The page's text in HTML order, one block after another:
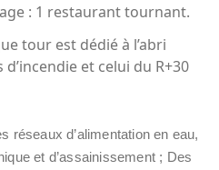
: 1 restaurant tournant.
tour est dédié à l’abri
et celui du R+30
réseaux d’alimentation en eau,
et d’assainissement ; Des